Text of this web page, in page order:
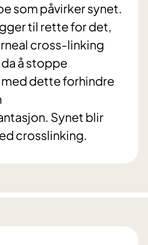
som påvirker synet.
til rette for det,
cross-linking
å stoppe
dette forhindre
Synet blir
crosslinking.